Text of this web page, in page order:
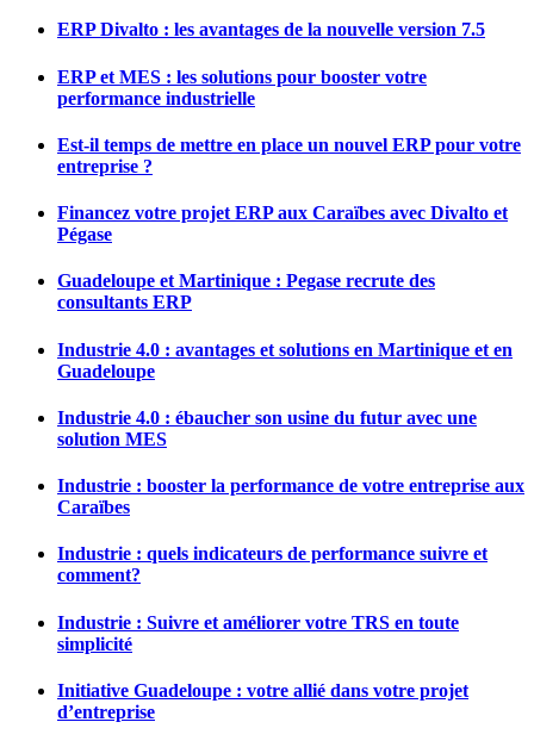
ERP Divalto : les avantages de la nouvelle version 7.5
ERP et MES : les solutions pour booster votre
performance industrielle
Est-il temps de mettre en place un nouvel ERP pour votre
entreprise ?
Financez votre projet ERP aux Caraïbes avec Divalto et
Pégase
Guadeloupe et Martinique : Pegase recrute des
consultants ERP
Industrie 4.0 : avantages et solutions en Martinique et en
Guadeloupe
Industrie 4.0 : ébaucher son usine du futur avec une
solution MES
Industrie : booster la performance de votre entreprise aux
Caraïbes
Industrie : quels indicateurs de performance suivre et
comment?
Industrie : Suivre et améliorer votre TRS en toute
simplicité
Initiative Guadeloupe : votre allié dans votre projet
d’entreprise